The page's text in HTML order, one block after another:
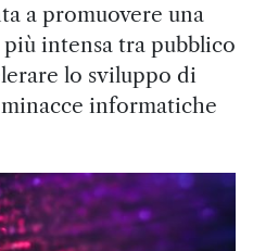
a promuovere una
intensa tra pubblico
lo sviluppo di
informatiche